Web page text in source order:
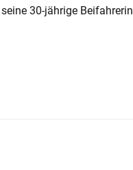
30-jährige Beifahrerin